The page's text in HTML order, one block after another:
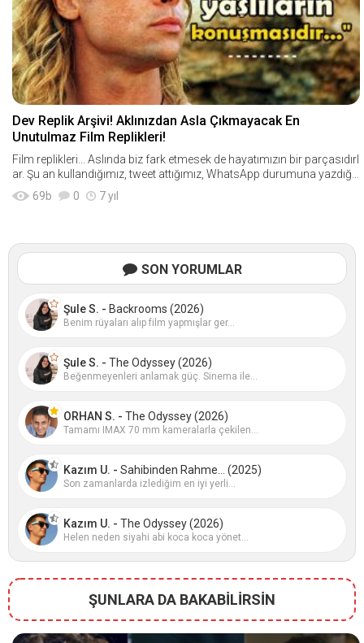
Dev Replik Arşivi! Aklınızdan Asla Çıkmayacak En
Unutulmaz Film Replikleri!
Film replikleri... Aslında biz fark etmesek de hayatımızın bir parçasıdırl
ar. Şu an kullandığımız, tweet attığımız, WhatsApp durumuna yazdığı
mız bir çok afilli c
69b 0 7 yıl
SON YORUMLAR
Şule S. - Backrooms (2026)
Benim rüyaları alıp film yapmışlar ger...
Şule S. - The Odyssey (2026)
Beğenmeyenleri anlamak güç. Sinema ile...
ORHAN S. - The Odyssey (2026)
Tamamı IMAX 70 mm kameralarla çekilen...
Kazım U. - Sahibinden Rahme... (2025)
Son zamanlarda izlediğim en iyi yerli...
Kazım U. - The Odyssey (2026)
Helen neden siyahi abi koca koca yönet...
ŞUNLARA DA BAKABİLİRSİN